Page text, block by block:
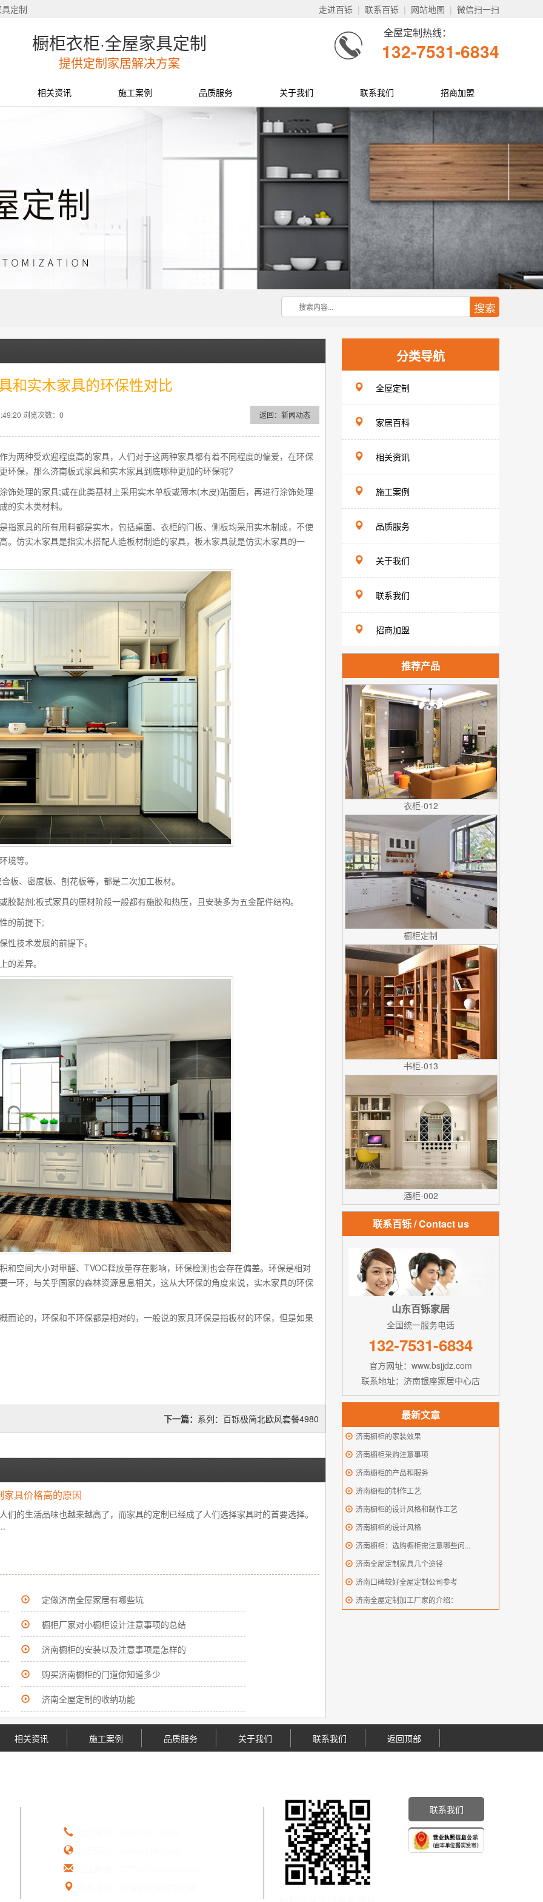
定制 走进百铄 | 联系百铄 | 微信扫一扫
网站地图 |
橱柜衣柜·全屋家具定制
提供定制家居解决方案
全屋定制热线：
132-7531-6834
相关资讯 施工案例 品质服务 关于我们 联系我们 招商加盟
和实木家具的环保性对比
浏览次数： 0 返回： 新闻动态
两种受欢迎程度高的家具，人们对于这两种家具都有着不同程度的偏爱，在环保
环保，那么济南板式家具和实木家具到底哪种更加的环保呢?
理的家具;或在此类基材上采用实木单板或薄木(木皮)贴面后，再进行涂饰处理
的实木类材料。
具的所有用料都是实木，包括桌面、衣柜的门板、侧板均采用实木制成，不使
。仿实木家具是指实木搭配人造板材制造的家具，板木家具就是仿实木家具的一
等。
、密度板、刨花板等，都是二次加工板材。
剂;板式家具的原材阶段一般都有施胶和热压，且安装多为五金配件结构。
的前提下;
技术发展的前提下。
差异。
间大小对甲醛、TVOC释放量存在影响，环保检测也会存在偏差。环保是相对
一环，与关乎国家的森林资源息息相关，这从大环保的角度来说，实木家具的环保
而论的，环保和不环保都是相对的，一般说的家具环保是指板材的环保，但是如果
下一篇： 系列：百铄极简北欧风套餐4980
具价格高的原因
们的生活品味也越来越高了，而家具的定制已经成了人们选择家具时的首要选择。
定做济南全屋家居有哪些坑
橱柜厂家对小橱柜设计注意事项的总结
济南橱柜的安装以及注意事项是怎样的
购买济南橱柜的门道你知道多少
济南全屋定制的收纳功能
分类导航
全屋定制
家居百科
相关资讯
施工案例
品质服务
关于我们
联系我们
招商加盟
推荐产品
衣柜-012
橱柜定制
书柜-013
酒柜-002
联系百铄/ Contact us
山东百铄家居
全国统一服务电话
132-7531-6834
官方网址：www.bsjjdz.com
联系地址：济南银座家居中心店
最新文章
济南橱柜的家装效果
济南橱柜采购注意事项
济南橱柜的产品和服务
济南橱柜的制作工艺
济南橱柜的设计风格和制作工艺
济南橱柜的设计风格
济南橱柜：选购橱柜需注意哪些问...
济南全屋定制家具几个途径
济南口碑较好全屋定制公司参考
济南全屋定制加工厂家的介绍：
相关资讯 施工案例 品质服务 关于我们 联系我们 返回顶部
联系我们